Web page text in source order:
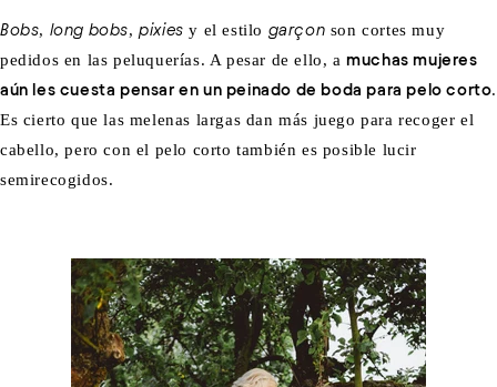
Bobs, long bobs,pixies y el estilo garçon son cortes muy
pedidos en las peluquerías. A pesar de ello, amuchas mujeres
aún les cuesta pensar en un peinado de boda para pelo corto.
Es cierto que las melenas largas dan más juego para recoger el
cabello, pero con el pelo corto también es posible lucir
semirecogidos.